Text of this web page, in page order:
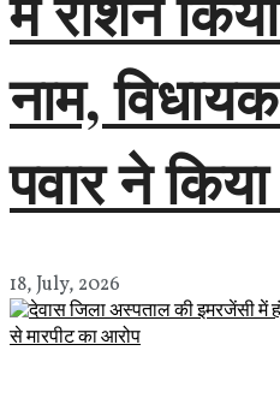
नाम,
पवार ने
18, July, 2026